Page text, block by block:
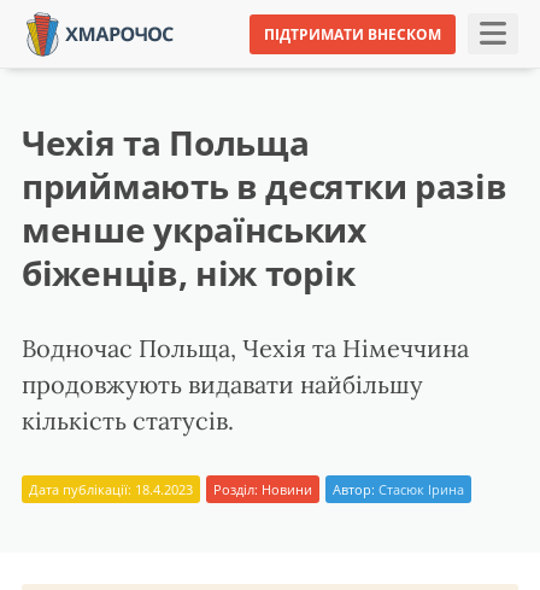
ПІДТРИМАТИ ВНЕСКОМ
Чехія та Польща
приймають в десятки разів
менше українських
біженців, ніж торік
Водночас Польща, Чехія та Німеччина
продовжують видавати найбільшу
кількість статусів.
Дата публікації: 18.4.2023 Розділ: Новини Автор: Стасюк Ірина